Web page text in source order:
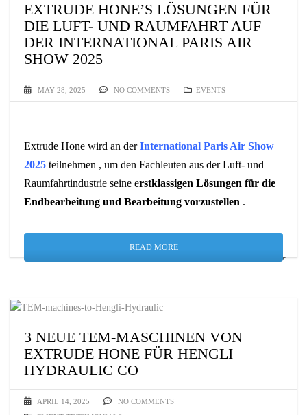
EXTRUDE HONE’S LÖSUNGEN FÜR
DIE LUFT- UND RAUMFAHRT AUF
DER INTERNATIONAL PARIS AIR
SHOW 2025
MAY 28, 2025 NO COMMENTS EVENTS
Extrude Hone wird an derInternational Paris Air Show
2025 teilnehmen , um den Fachleuten aus der Luft- und
Raumfahrtindustrie seine erstklassigen Lösungen für die
Endbearbeitung und Bearbeitung vorzustellen .
READ MORE
3 NEUE TEM-MASCHINEN VON
EXTRUDE HONE FÜR HENGLI
HYDRAULIC CO
APRIL 14, 2025
NO COMMENTS